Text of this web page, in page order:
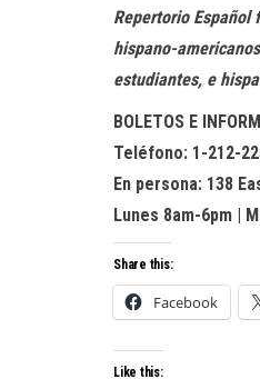
Repertorio
hispano-
estudiantes, e
BOLETOS E
Teléfono: 1-212-
En persona: 138
Lunes 8am-6pm |
Share this:
Facebook
Like this: